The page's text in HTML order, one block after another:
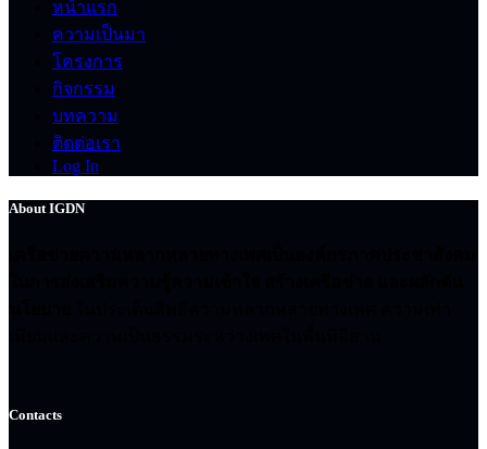
หน้าแรก
ความเป็นมา
โครงการ
กิจกรรม
บทความ
ติดต่อเรา
Log In
About IGDN
Contacts